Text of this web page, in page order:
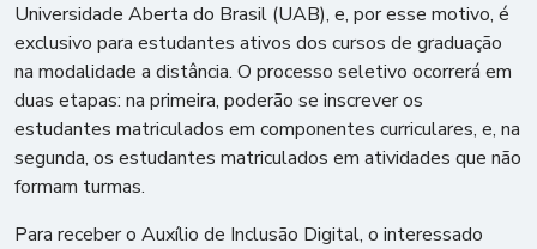
Universidade Aberta do Brasil (UAB), e, por esse motivo, é
exclusivo para estudantes ativos dos cursos de graduação
na modalidade a distância. O processo seletivo ocorrerá em
duas etapas: na primeira, poderão se inscrever os
estudantes matriculados em componentes curriculares, e, na
segunda, os estudantes matriculados em atividades que não
formam turmas.
Para receber o Auxílio de Inclusão Digital, o interessado